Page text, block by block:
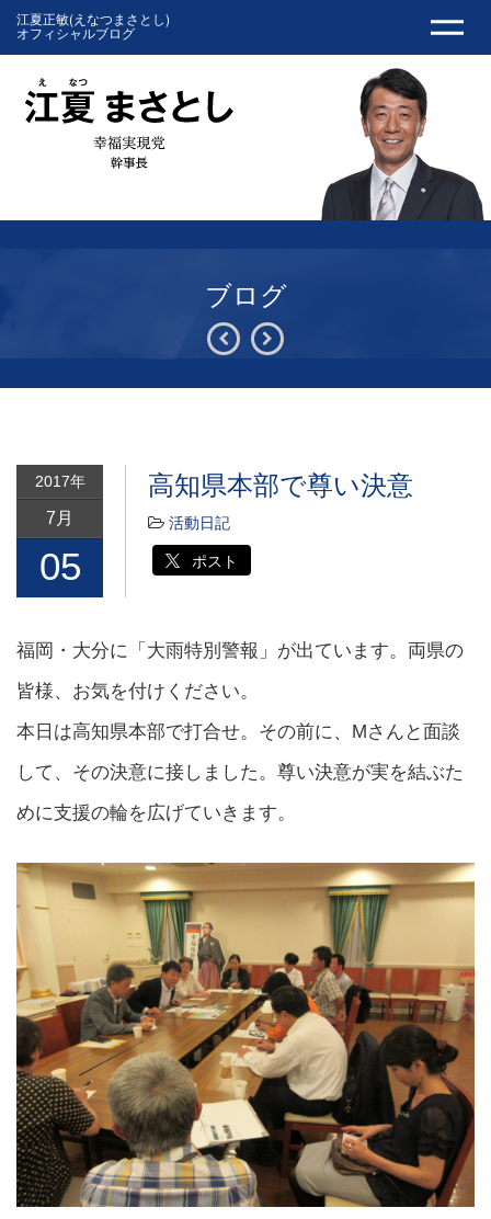
江夏正敏(えなつまさとし)
オフィシャルブログ
ブログ
2017年
7月
05
高知県本部で尊い決意
活動日記
ポスト
福岡・大分に「大雨特別警報」が出ています。両県の
皆様、お気を付けください。
本日は高知県本部で打合せ。その前に、Mさんと面談
して、その決意に接しました。尊い決意が実を結ぶた
めに支援の輪を広げていきます。